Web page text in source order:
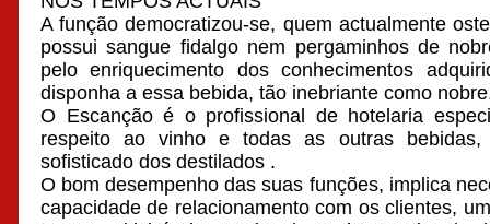
A função democratizou-se, quem actualmente
possui sangue fidalgo nem pergaminhos de
pelo enriquecimento dos conhecimentos
disponha a essa bebida, tão inebriante como
O Escanção é o profissional de hotelaria
respeito ao vinho e todas as outras
sofisticado dos destilados .
O bom desempenho das suas funções, implica
capacidade de relacionamento com os clientes,